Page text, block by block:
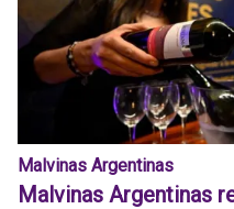
Malvinas Argentinas
Malvinas Argentinas